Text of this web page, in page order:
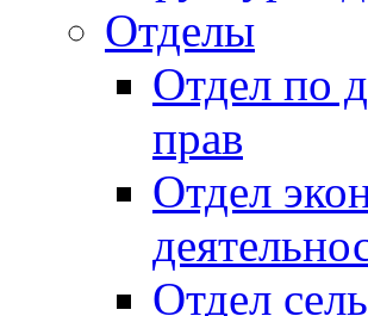
Отделы
Отдел по
прав
Отдел
Отдел